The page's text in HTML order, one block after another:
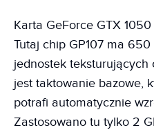
Karta GeForce GTX
Tutaj chip GP107 ma
jednostek teksturujących
jest taktowanie bazowe,
potrafi automatycznie
Zastosowano tu tylko 2